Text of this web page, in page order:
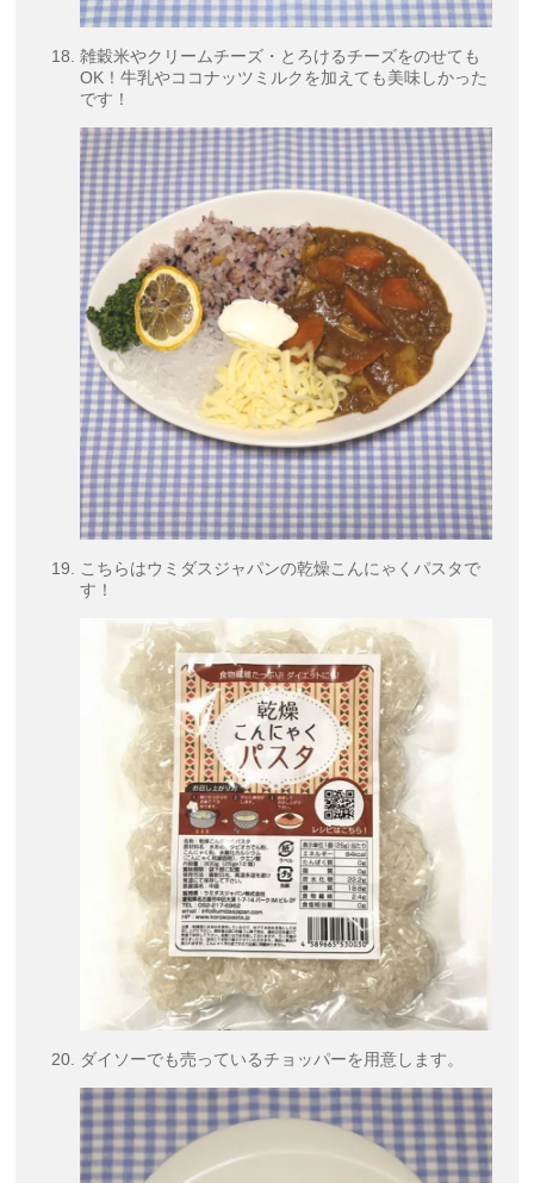
雑穀米やクリームチーズ・とろけるチーズをのせても
OK！牛乳やココナッツミルクを加えても美味しかった
です！
こちらはウミダスジャパンの乾燥こんにゃくパスタで
す！
ダイソーでも売っているチョッパーを用意します。